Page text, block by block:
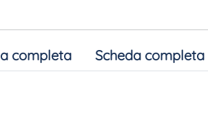
completa Scheda completa